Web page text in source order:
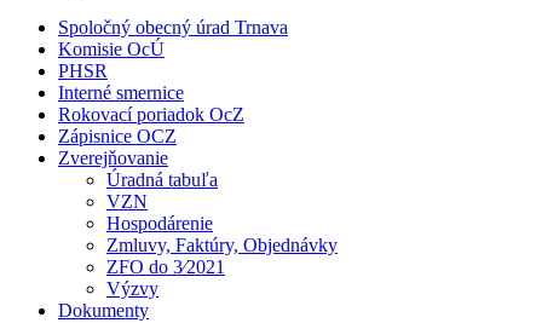
Spoločný obecný úrad Trnava
Komisie OcÚ
PHSR
Interné smernice
Rokovací poriadok OcZ
Zápisnice OCZ
Zverejňovanie
Úradná tabuľa
VZN
Hospodárenie
Zmluvy, Faktúry, Objednávky
ZFO do 3⁄2021
Výzvy
Dokumenty